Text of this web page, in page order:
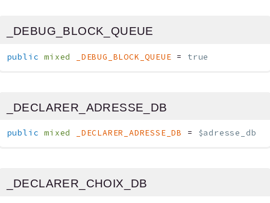
_DEBUG_BLOCK_QUEUE
public mixed _DEBUG_BLOCK_QUEUE = true
_DECLARER_ADRESSE_DB
public mixed _DECLARER_ADRESSE_DB = $adresse_db
_DECLARER_CHOIX_DB